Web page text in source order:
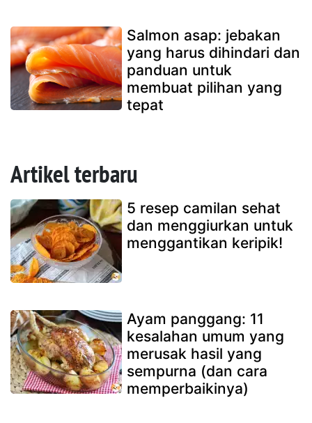
Salmon asap: jebakan
yang harus dihindari dan
panduan untuk
membuat pilihan yang
tepat
Artikel terbaru
5 resep camilan sehat
dan menggiurkan untuk
menggantikan keripik!
Ayam panggang: 11
kesalahan umum yang
merusak hasil yang
sempurna (dan cara
memperbaikinya)